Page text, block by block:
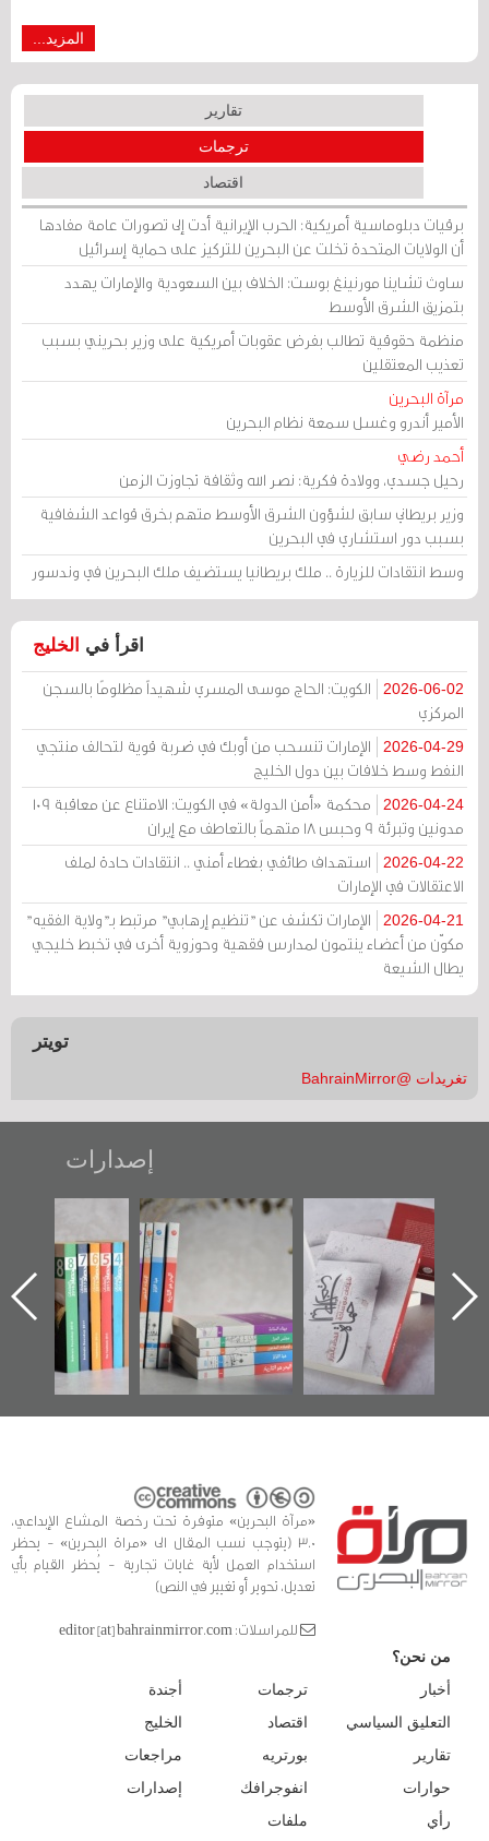
المزيد...
تقارير
ترجمات
اقتصاد
برقيات دبلوماسية أمريكية: الحرب الإيرانية أدت إلى تصورات عامة مفادها
أن الولايات المتحدة تخلت عن البحرين للتركيز على حماية إسرائيل
ساوث تشاينا مورنينغ بوست: الخلاف بين السعودية والإمارات يهدد
بتمزيق الشرق الأوسط
منظمة حقوقية تطالب بفرض عقوبات أمريكية على وزير بحريني بسبب
تعذيب المعتقلين
مرآة البحرين
الأمير أندرو وغسل سمعة نظام البحرين
أحمد رضي
رحيل جسدي، وولادة فكرية: نصر الله وثقافة تجاوزت الزمن
وزير بريطاني سابق لشؤون الشرق الأوسط متهم بخرق قواعد الشفافية
بسبب دور استشاري في البحرين
وسط انتقادات للزيارة .. ملك بريطانيا يستضيف ملك البحرين في وندسور
اقرأ في الخليج
2026-06-02
الكويت: الحاج موسى المسري شهيداً مظلومًا بالسجن
المركزي
2026-04-29
الإمارات تنسحب من أوبك في ضربة قوية لتحالف منتجي
النفط وسط خلافات بين دول الخليج
2026-04-24
محكمة «أمن الدولة» في الكويت: الامتناع عن معاقبة 109
مدونين وتبرئة 9 وحبس 18 متهماً بالتعاطف مع إيران
2026-04-22
استهداف طائفي بغطاء أمني .. انتقادات حادة لملف
الاعتقالات في الإمارات
2026-04-21
الإمارات تكشف عن "تنظيم إرهابي" مرتبط بـ"ولاية الفقيه"
مكوّن من أعضاء ينتمون لمدارس فقهية وحوزوية أخرى في تخبط خليجي
يطال الشيعة
تويتر
تغريدات @BahrainMirror
إصدارات
"حماة الباب الأخير":
الإصدار الأول عن
اعتصام الدراز
وأحداث ساحة
الفداء لمركز أوال
للدراسات والتوثيق
تصنيف موضوعي
للوثائق البريطانية
يقدمه «مركز أوال»
في سلسلة من 5
كتب
تصدر حصاد
الساحات 2019
«مرآة البحرين» متوفرة تحت رخصة المشاع الإبداعي،
3.0 (يتوجب نسب المقال الى «مراة البحرين» - يحظر
استخدام العمل لأية غايات تجارية - يُحظر القيام بأي
تعديل، تحوير أو تغيير في النص)
للمراسلات: editor [at] bahrainmirror.com
من نحن؟
أخبار
التعليق السياسي
تقارير
حوارات
رأي
ترجمات
اقتصاد
بورتريه
انفوجرافك
ملفات
أجندة
الخليج
مراجعات
إصدارات